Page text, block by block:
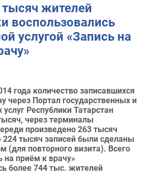
жителей
воспользовались
услугой «Запись на
года количество записавшихся
через Портал государственных и
Республики Татарстан
через терминалы
произведено 263 тысяч
тысяч записей были сделаны
(для повторного визита). Всего
на приём к врачу»
более 744 тыс. жителей